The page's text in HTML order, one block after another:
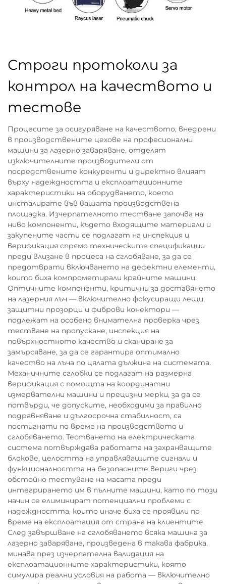
Строги протоколи за
контрол на качеството и
тестове
Процесите за осигуряване на качеството, внедрени
в производствените цехове на професионални
машини за лазерно заваряване, отделят
изключителните производители от
посредствените конкуренти и директно влияят
върху надеждността и експлоатационните
характеристики на оборудването, което
инсталирате във вашата производствена
площадка. Изчерпателното тестване започва на
ниво компоненти, където входящите материали и
закупените части се подлагат на инспекция и
верификация спрямо техническите спецификации
преди влизане в процеса на сглобяване, за да се
предотврати включването на дефектни елементи,
които биха компрометирали крайните машини.
Оптичните компоненти, критични за доставянето
на лазерния лъч — включително фокусиращи лещи,
защитни прозорци и фиброви конектори —
подлежат на особено внимателна проверка чрез
тестване на пропускане, инспекция на
повърхностното качество и сканиране за
замърсяване, за да се гарантира оптимално
качество на лъча по цялата дължина на системата.
Механичните сглобки се подлагат на размерна
верификация с помощта на координатни
измервателни машини и прецизни мерки, за да се
потвърди, че допуските, необходими за правилно
подравняване и дългосрочна стабилност, са
постигнати по време на производството и
сглобяването. Тестването на електрическата
система потвърждава работата на захранващите
блокове, целостта на управляващите сигнали и
функционалността на безопасните вериги чрез
обстойно тестуване на масата преди
интегрирането им в пълните машини, като по този
начин се елиминират потенциални проблеми с
надеждността, които иначе биха се проявили по
време на експлоатация от страна на клиентите.
След завършване на сглобяването всяка машина за
лазерно заваряване, произведена в такава фабрика,
минава през изчерпателна валидация на
експлоатационните характеристики, която
симулира реални условия на работа — включително